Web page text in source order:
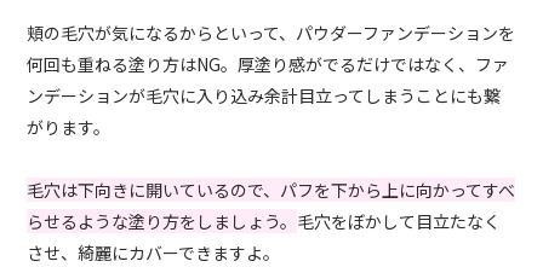
頬の毛穴が気になるからといって、パウダーファンデーションを
何回も重ねる塗り方はNG。厚塗り感がでるだけではなく、ファ
ンデーションが毛穴に入り込み余計目立ってしまうことにも繋
がります。
毛穴は下向きに開いているので、パフを下から上に向かってすべ
らせるような塗り方をしましょう。 毛穴をぼかして目立たなく
させ、綺麗にカバーできますよ。